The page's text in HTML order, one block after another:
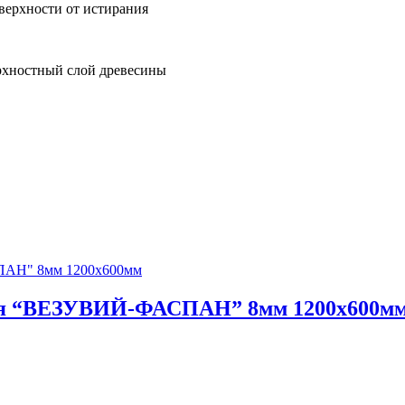
от истирания
слой древесины
“ВЕЗУВИЙ-ФАСПАН” 8мм